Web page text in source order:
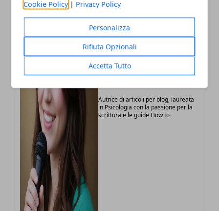
Cookie Policy | Privacy Policy
Personalizza
Rifiuta Opzionali
Accetta Tutto
Autrice di articoli per blog, laureata
in Psicologia con la passione per la
scrittura e le guide How to